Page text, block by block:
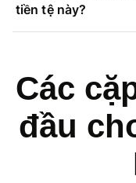
tiền tệ này?
Các
đầu